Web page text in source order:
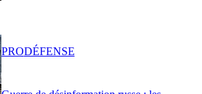
PRODÉFENSE